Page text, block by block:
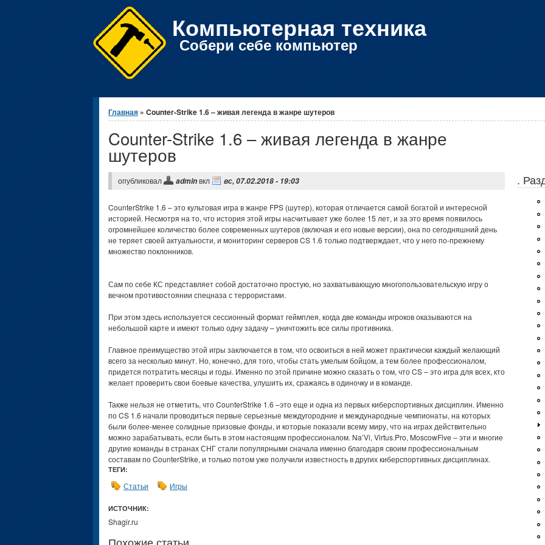
Компьютерная техника
Собери себе компьютер
Вы здесь
Главная » Counter-Strike 1.6 – живая легенда в жанре шутеров
Counter-Strike 1.6 – живая легенда в жанре
шутеров
опубликовал adminвкл вс, 07.02.2018 - 19:03
CounterStrike 1.6 – это культовая игра в жанре FPS (шутер), которая отличается самой богатой и интересной
историей. Несмотря на то, что история этой игры насчитывает уже более 15 лет, и за это время появилось
огромнейшее количество более современных шутеров (включая и его новые версии), она по сегодняшний день
не теряет своей актуальности, и мониторинг серверов CS 1.6 только подтверждает, что у него по-прежнему
множество поклонников.
Сам по себе КС представляет собой достаточно простую, но захватывающую многопользовательскую игру о
вечном противостоянии спецназа с террористами.
При этом здесь используется сессионный формат геймплея, когда две команды игроков оказываются на
небольшой карте и имеют только одну задачу – уничтожить все силы противника.
Главное преимущество этой игры заключается в том, что освоиться в ней может практически каждый желающий
всего за несколько минут. Но, конечно, для того, чтобы стать умелым бойцом, а тем более профессионалом,
придется потратить месяцы и годы. Именно по этой причине можно сказать о том, что CS – это игра для всех, кто
желает проверить свои боевые качества, улушить их, сражаясь в одиночку и в команде.
Также нельзя не отметить, что CounterStrike 1.6 –это еще и одна из первых киберспортивных дисциплин. Именно
по CS 1.6 начали проводиться первые серьезные междугородние и международные чемпионаты, на которых
были более-менее солидные призовые фонды, и которые показали всему миру, что на играх действительно
можно зарабатывать, если быть в этом настоящим профессионалом. Na’Vi, Virtus.Pro, MoscowFive – эти и многие
другие команды в странах СНГ стали популярными сначала именно благодаря своим профессиональным
составам по CounterStrike, и только потом уже получили известность в других киберспортивных дисциплинах.
ТЕГИ:
Статьи Игры
ИСТОЧНИК:
Shagir.ru
.